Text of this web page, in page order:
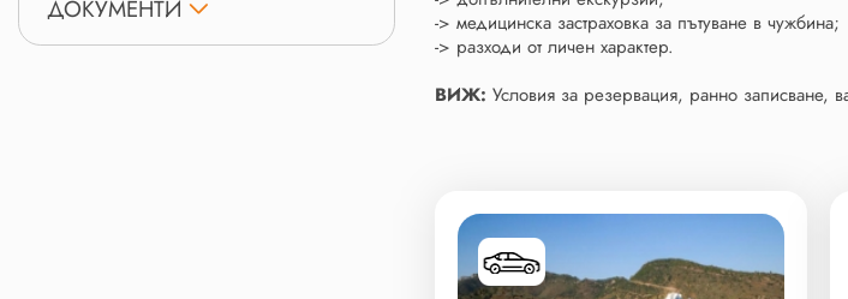
ДОКУМЕНТИ
-> медицинска застраховка за пътуване в чужбина;
-> разходи от личен характер.
ВИЖ: Условия за резервация, ранно записване,